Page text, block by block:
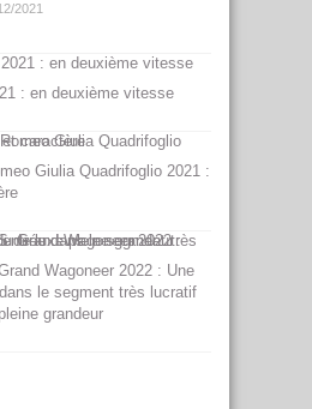
2021
: en deuxième vitesse
Giulia Quadrifoglio 2021 :
Wagoneer 2022 : Une
le segment très lucratif
grandeur